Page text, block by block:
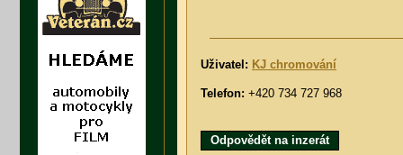
Uživatel: KJ chromování
Telefon: +420 734 727 968
Odpovědět na inzerát